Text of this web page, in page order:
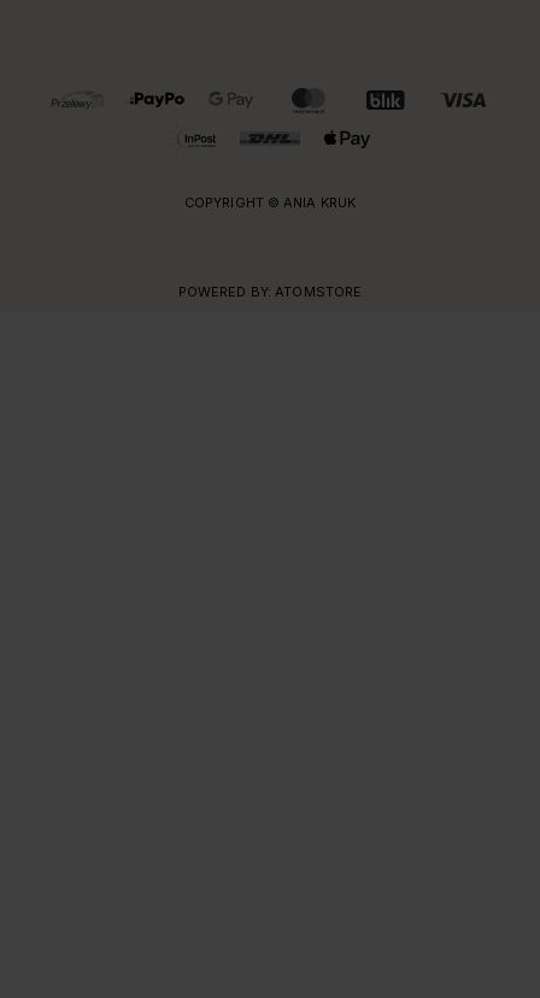
OBSŁUGIWANE FORMY PŁATNOŚCI I DOSTAWY
COPYRIGHT © ANIA KRUK
POWERED BY: ATOMSTORE